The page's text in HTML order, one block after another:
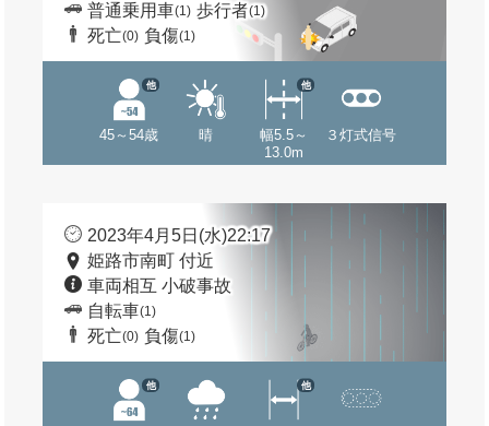
普通乗用車(1) 歩行者(1)
死亡(0) 負傷(1)
45～54歳
他
晴
幅5.5～
13.0m
他
３灯式信号
2023年4月5日(水)22:17
姫路市南町 付近
車両相互 小破事故
自転車(1)
死亡(0) 負傷(1)
他 他